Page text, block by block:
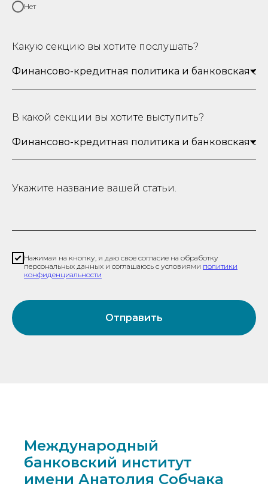
Нет
Какую секцию вы хотите послушать?
В какой секции вы хотите выступить?
Укажите название вашей статьи.
Нажимая на кнопку, я даю свое согласие на обработку
персональных данных и соглашаюсь с условиями политики
конфиденциальности
Отправить
Международный
банковский институт
имени Анатолия Собчака